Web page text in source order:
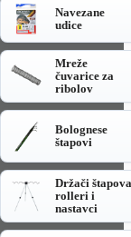
Navezane
udice
Mreže
čuvarice za
ribolov
Bolognese
štapovi
Držači štapova
rolleri i
nastavci